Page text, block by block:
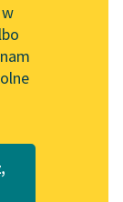
Lektur
formacie PDF